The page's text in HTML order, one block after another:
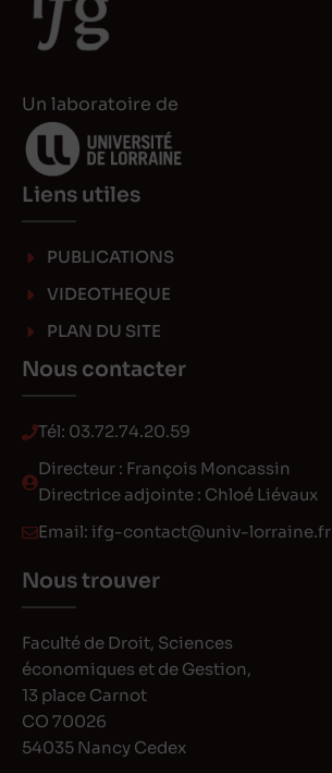
Un laboratoire de
Liens utiles
PUBLICATIONS
VIDEOTHEQUE
PLAN DU SITE
Nous contacter
Tél: 03.72.74.20.59
Directeur : François Moncassin
Directrice adjointe : Chloé Liévaux
Email: ifg-contact@univ-lorraine.fr
Nous trouver
Faculté de Droit, Sciences
économiques et de Gestion,
13 place Carnot
CO 70026
54035 Nancy Cedex